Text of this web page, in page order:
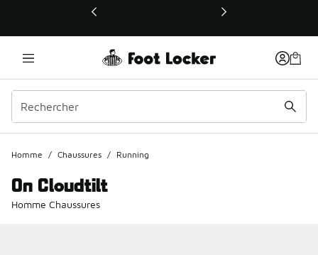
Ce lien ouvrira une nouvelle fenêtre
Homme / Chaussures / Running
On Cloudtilt
Homme Chaussures